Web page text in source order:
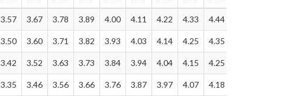
17
18
19
20
21
22
23
24
25
3.57 3.67 3.78 3.89 4.00 4.11 4.22 4.33 4.44
3.50 3.60 3.71 3.82 3.93 4.03 4.14 4.25 4.35
3.42 3.52 3.63 3.73 3.84 3.94 4.04 4.15 4.25
3.35 3.46 3.56 3.66 3.76 3.87 3.97 4.07 4.18